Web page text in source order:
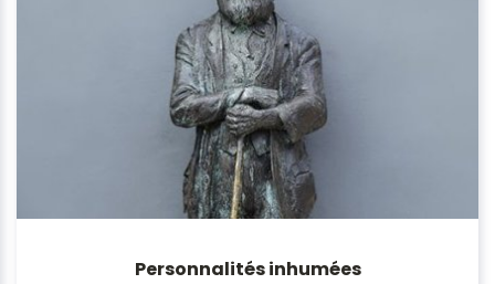
Personnalités inhumées